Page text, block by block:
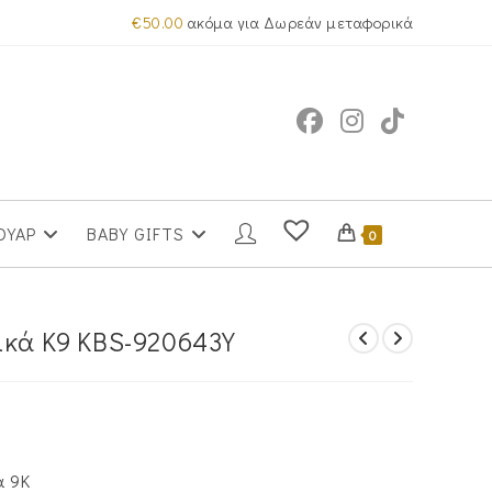
€50.00 ακόμα για Δωρεάν μεταφορικά
BABY GIFTS 0
Κ9 KBS-920643Y
9Κ